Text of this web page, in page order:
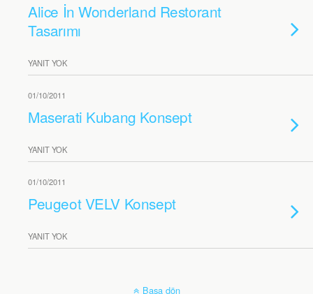
Alice İn Wonderland Restorant
Tasarımı
YANIT YOK
01/10/2011
Maserati Kubang Konsept
YANIT YOK
01/10/2011
Peugeot VELV Konsept
YANIT YOK
Başa dön